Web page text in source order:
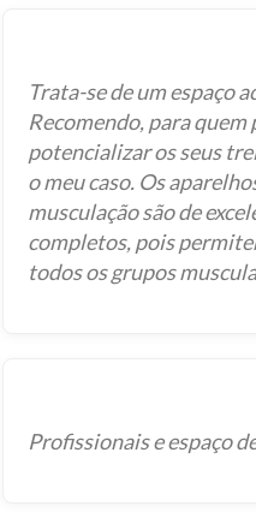
Trata-se de um espaço
Recomendo, para
potencializar os seus
o meu caso. Os
musculação são de
completos, pois
todos os grupos
Profissionais e espaço